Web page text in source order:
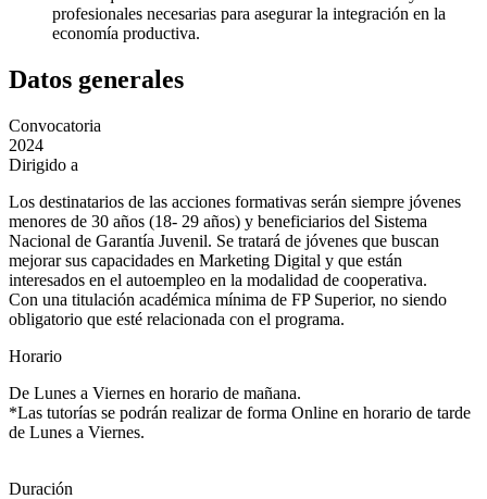
profesionales necesarias para asegurar la integración en la
economía productiva.
Datos generales
Convocatoria
2024
Dirigido a
Los destinatarios de las acciones formativas serán siempre jóvenes
menores de 30 años (18- 29 años) y beneficiarios del Sistema
Nacional de Garantía Juvenil. Se tratará de jóvenes que buscan
mejorar sus capacidades en Marketing Digital y que están
interesados en el autoempleo en la modalidad de cooperativa.
Con una titulación académica mínima de FP Superior, no siendo
obligatorio que esté relacionada con el programa.
Horario
De Lunes a Viernes en horario de mañana.
*Las tutorías se podrán realizar de forma Online en horario de tarde
de Lunes a Viernes.
Duración